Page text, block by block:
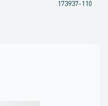
173937-110